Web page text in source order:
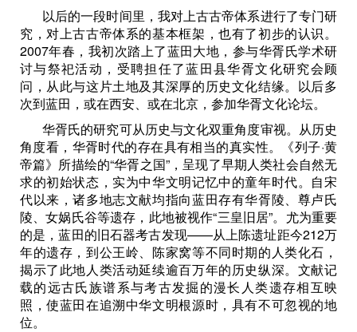
以后的一段时间里，我对上古古帝体系进行了专门研
究，对上古古帝体系的基本框架，也有了初步的认识。
2007年春，我初次踏上了蓝田大地，参与华胥氏学术研
讨与祭祀活动，受聘担任了蓝田县华胥文化研究会顾
问，从此与这片土地及其深厚的历史文化结缘。以后多
次到蓝田，或在西安、或在北京，参加华胥文化论坛。
华胥氏的研究可从历史与文化双重角度审视。从历史
角度看，华胥时代的存在具有相当的真实性。《列子·黄
帝篇》所描绘的“华胥之国”，呈现了早期人类社会自然无
求的初始状态，实为中华文明记忆中的童年时代。自宋
代以来，诸多地志文献均指向蓝田存有华胥陵、尊卢氏
陵、女娲氏谷等遗存，此地被视作“三皇旧居”。尤为重要
的是，蓝田的旧石器考古发现——从上陈遗址距今212万
年的遗存，到公王岭、陈家窝等不同时期的人类化石，
揭示了此地人类活动延续逾百万年的历史纵深。文献记
载的远古氏族谱系与考古发掘的漫长人类遗存相互映
照，使蓝田在追溯中华文明根源时，具有不可忽视的地
位。